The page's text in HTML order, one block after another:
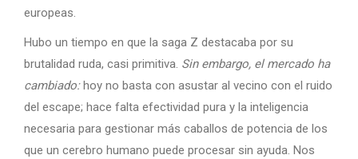
europeas.
Hubo un tiempo en que la saga Z destacaba por su
brutalidad ruda, casi primitiva. Sin embargo, el mercado ha
cambiado:hoy no basta con asustar al vecino con el ruido
del escape; hace falta efectividad pura y la inteligencia
necesaria para gestionar más caballos de potencia de los
que un cerebro humano puede procesar sin ayuda. Nos